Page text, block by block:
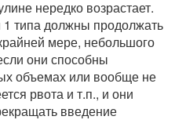
нередко возрастает.
типа должны продолжать
мере, небольшого
они способны
объемах или вообще не
рвота и т.п., и они
введение